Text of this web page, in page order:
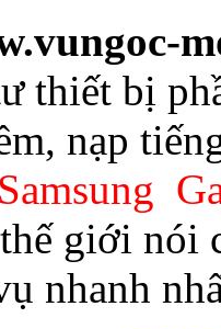
thiết bị
nạp
giới nói
nhanh